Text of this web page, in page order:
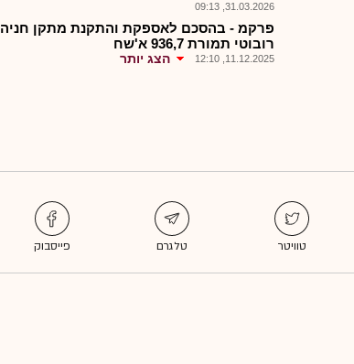
31.03.2026, 09:13
פרקמ - בהסכם לאספקת והתקנת מתקן חניה
רובוטי תמורת 936,7 א'שח
11.12.2025, 12:10 הצג יותר